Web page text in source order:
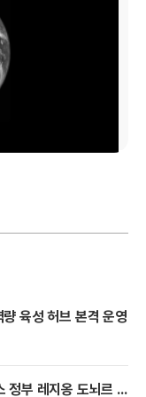
육성 허브 본격 운영
이상률 前 한국항공우주연구원 원장, 프랑스 정부 레지옹 도뇌르 훈장 수훈